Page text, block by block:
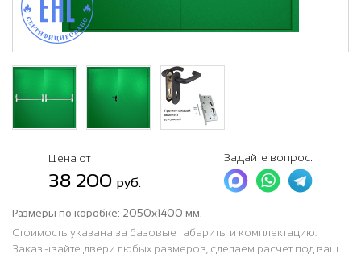
Цена от
38 200руб.
Задайте вопрос:
Размеры по коробке: 2050х1400 мм.
Стоимость указана за базовые габариты и комплектацию.
Заказывайте двери любых размеров, сделаем расчет под ваш